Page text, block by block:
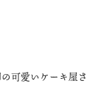
可愛いケーキ屋さ